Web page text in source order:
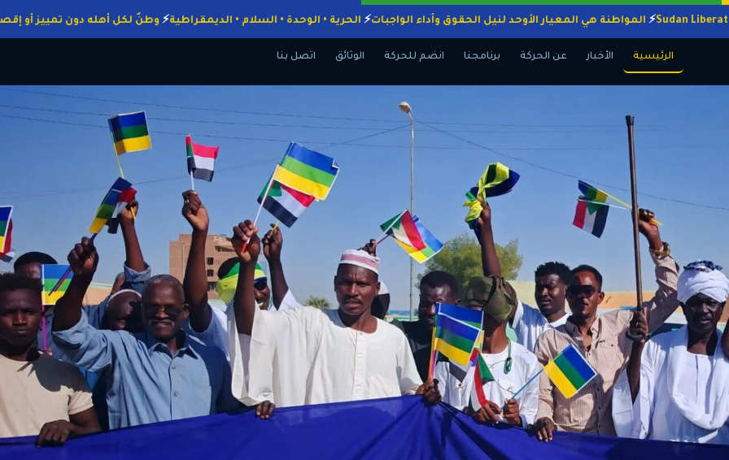
المواطنة هي المعيار الأوحد لنيل الحقوق وأداء الواجبات الحرية • الوحدة • السلام • الديمقراطية وطنٌ لكل أهله دون
الرئيسية الأخبار عن الحركة برنامجنا انضم للحركة الوثائق اتصل بنا